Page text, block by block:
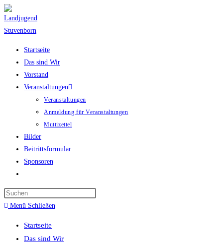
Zum
Inhalt
springen
Startseite
Das sind Wir
Vorstand
Veranstaltungen
Veranstaltungen
Anmeldung für Veranstaltungen
Muttizettel
Bilder
Beitrittsformular
Sponsoren
umschalten
Menü Schließen
Startseite
Das sind Wir